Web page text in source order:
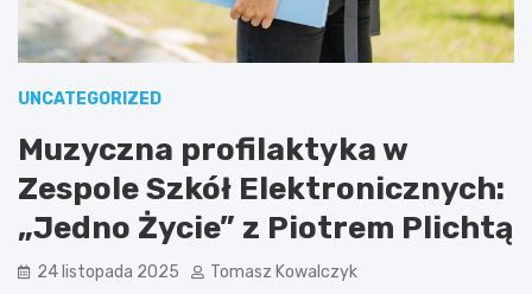
UNCATEGORIZED
Muzyczna profilaktyka w
Zespole Szkół Elektronicznych:
„Jedno Życie” z Piotrem Plichtą
24 listopada 2025 Tomasz Kowalczyk